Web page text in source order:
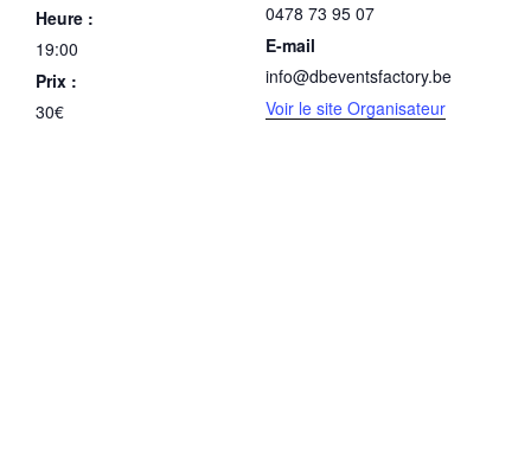
Heure :
19:00
Prix :
30€
0478 73 95 07
E-mail
info@dbeventsfactory.be
Voir le site Organisateur